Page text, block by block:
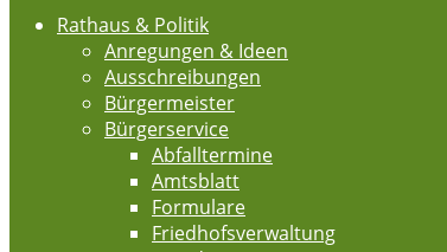
Rathaus & Politik
Anregungen & Ideen
Ausschreibungen
Bürgermeister
Bürgerservice
Abfalltermine
Amtsblatt
Formulare
Friedhofsverwaltung